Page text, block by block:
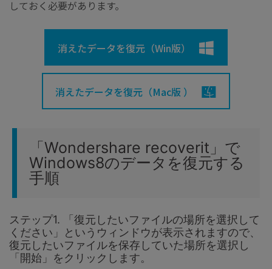
しておく必要があります。
消えたデータを復元（Win版）
消えたデータを復元（Mac版 ）
「Wondershare recoverit」で
Windows8のデータを復元する
手順
ステップ1. 「復元したいファイルの場所を選択して
ください」というウィンドウが表示されますので、
復元したいファイルを保存していた場所を選択し
「開始」をクリックします。